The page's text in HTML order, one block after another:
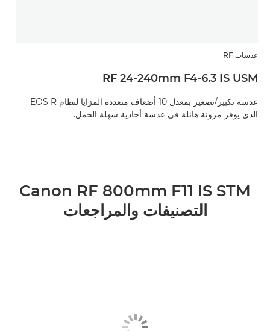
عدسات RF
RF 24-240mm F4-6.3 IS USM
عدسة تكبير/تصغير بمعدل 10 أضعاف متعددة المزايا لنظام EOS R
الذي يوفر مرونة هائلة في عدسة أحادية سهلة الحمل.
Canon RF 800mm F11 IS STM
التصنيفات والمراجعات